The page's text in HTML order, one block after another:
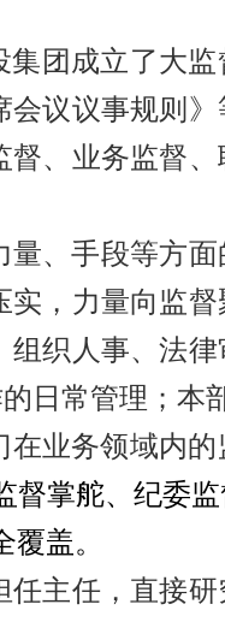
团成立了大
议议事规则
、业务监督、
、手段等方
，力量向监
织人事、法
日常管理；本
业务领域内
督掌舵、纪委
盖。
主任，直接研